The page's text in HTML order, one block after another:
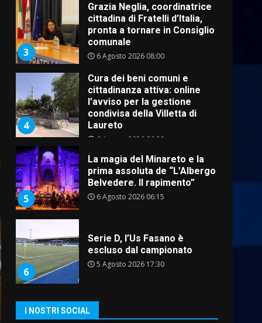
3
cittadina di Fratelli d’Italia,
pronta a tornare in Consiglio
comunale
4
cittadinanza attiva: online
l’avviso per la gestione
condivisa della Villetta di
Laureto
5
prima assoluta de “L’Albergo
Belvedere. Il rapimento”
6 Agosto 2026 06:15
6
escluso dal campionato
5 Agosto 2026 17:30
Truffatori in azione nelle
frazioni fasanesi
I NOSTRI SOCIAL